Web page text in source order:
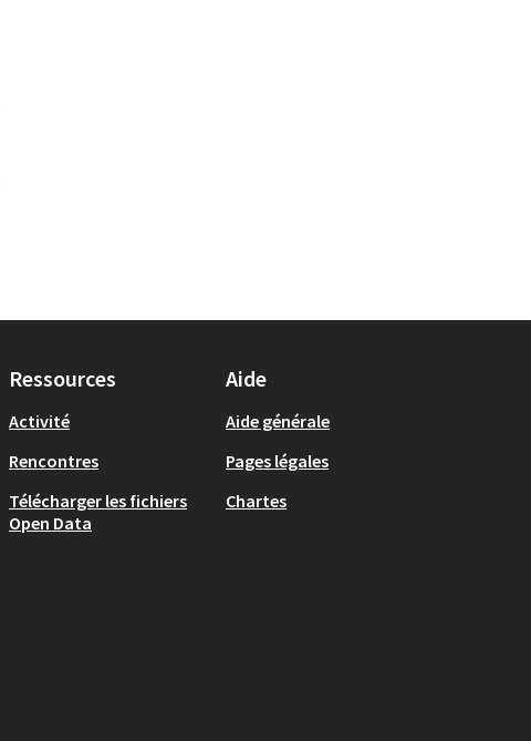
Ressources
Activité
Rencontres
Télécharger les fichiers
Open Data
Aide
Aide générale
Pages légales
Chartes